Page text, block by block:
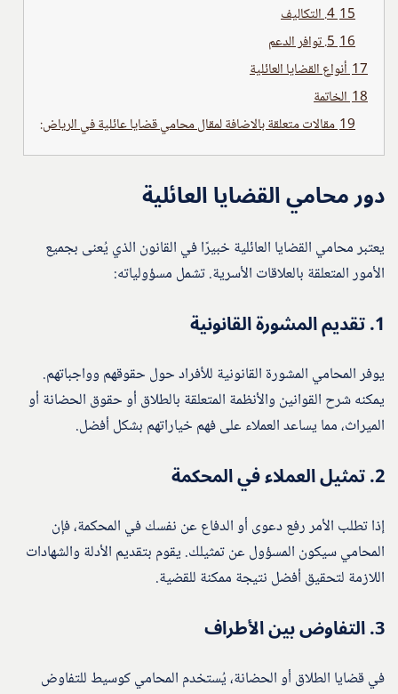
154. التكاليف
165. توافر الدعم
17أنواع القضايا العائلية
18الخاتمة
19مقالات متعلقة بالاضافة لمقال محامي قضايا عائلية في الرياض:
دور محامي القضايا العائلية
يعتبر محامي القضايا العائلية خبيرًا في القانون الذي يُعنى بجميع
الأمور المتعلقة بالعلاقات الأسرية. تشمل مسؤولياته:
1. تقديم المشورة القانونية
يوفر المحامي المشورة القانونية للأفراد حول حقوقهم وواجباتهم.
يمكنه شرح القوانين والأنظمة المتعلقة بالطلاق أو حقوق الحضانة أو
الميراث، مما يساعد العملاء على فهم خياراتهم بشكل أفضل.
2. تمثيل العملاء في المحكمة
إذا تطلب الأمر رفع دعوى أو الدفاع عن نفسك في المحكمة، فإن
المحامي سيكون المسؤول عن تمثيلك. يقوم بتقديم الأدلة والشهادات
اللازمة لتحقيق أفضل نتيجة ممكنة للقضية.
3. التفاوض بين الأطراف
في قضايا الطلاق أو الحضانة، يُستخدم المحامي كوسيط للتفاوض